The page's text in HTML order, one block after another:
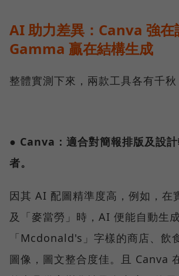
AI 助力差異：Canva 強在
Gamma 贏在結構生成
整體實測下來，兩款工具各有千秋
● Canva：適合對簡報排版及設
者。
因其 AI 配圖精準度高，例如，在
及「麥當勞」時，AI 便能自動生
「Mcdonald's」字樣的商店、飲
圖像，圖文整合度佳。且 Canva